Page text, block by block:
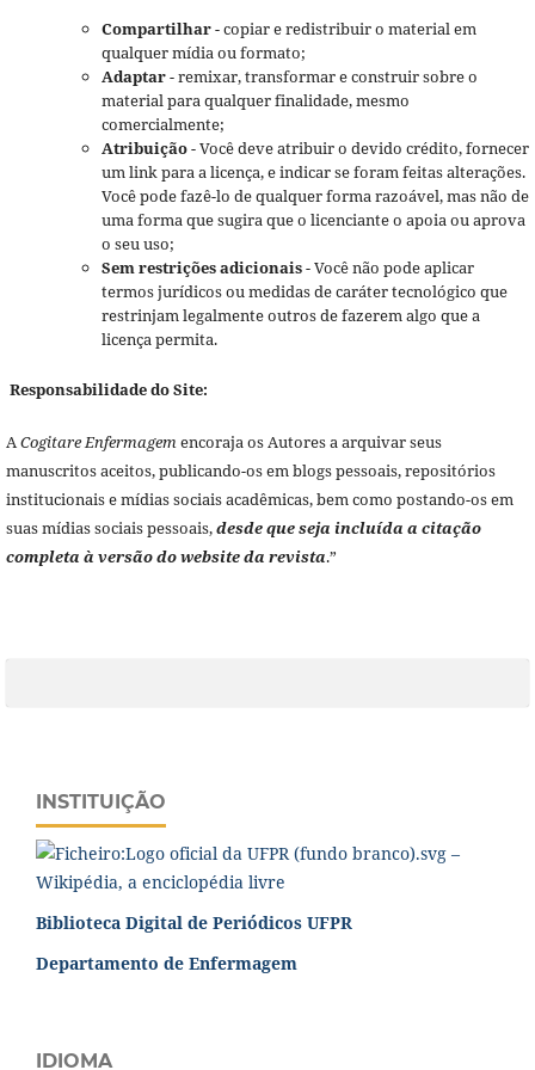
Compartilhar- copiar e redistribuir o material em
qualquer mídia ou formato;
Adaptar- remixar, transformar e construir sobre o
material para qualquer finalidade, mesmo
comercialmente;
Atribuição- Você deve atribuir o devido crédito, fornecer
um link para a licença, e indicar se foram feitas alterações.
Você pode fazê-lo de qualquer forma razoável, mas não de
uma forma que sugira que o licenciante o apoia ou aprova
o seu uso;
Sem restrições adicionais- Você não pode aplicar
termos jurídicos ou medidas de caráter tecnológico que
restrinjam legalmente outros de fazerem algo que a
licença permita.
Responsabilidade do Site:
ACogitare Enfermagemencoraja os Autores a arquivar seus
manuscritos aceitos, publicando-os em blogs pessoais, repositórios
institucionais e mídias sociais acadêmicas, bem como postando-os em
suas mídias sociais pessoais,desde que seja incluída a citação
completa à versão do website da revista.”
INSTITUIÇÃO
Biblioteca Digital de Periódicos UFPR
Departamento de Enfermagem
IDIOMA